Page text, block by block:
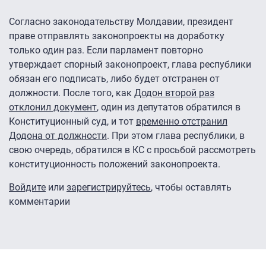
Согласно законодательству Молдавии, президент
праве отправлять законопроекты на доработку
только один раз. Если парламент повторно
утверждает спорный законопроект, глава республики
обязан его подписать, либо будет отстранен от
должности. После того, как Додон второй раз
отклонил документ, один из депутатов обратился в
Конституционный суд, и тот временно отстранил
Додона от должности. При этом глава республики, в
свою очередь, обратился в КС с просьбой рассмотреть
конституционность положений законопроекта.
Войдите или зарегистрируйтесь, чтобы оставлять
комментарии